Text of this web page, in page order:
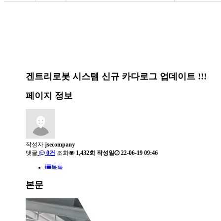
온라인문의
겐트리로봇 시스템 신규 카다로그 업데이트 !!!
페이지 정보
작성자 jsecompany
댓글
0건 조회 1,432회 작성일 22-06-19 09:46
목록
본문